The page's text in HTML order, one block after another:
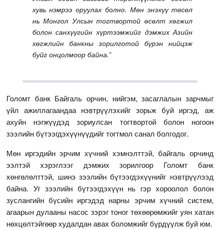
хувь нэмрээ оруулах болно. Мөн энэхүү төсөл
нь Монгол Улсын тогтвортой өсөлт хөгжил
болон санхүүгийн хүртээмжийг дэмжих Азийн
хөгжлийн банкны зорилготой бүрэн нийцэж
буйг онцолмоор байна.”
Голомт банк Байгаль орчин, нийгэм, засаглалын зарчмыг
үйл ажиллагаандаа нэвтрүүлэхийг зорьж буй иргэд, аж
ахуйн нэгжүүдэд зориулсан тогтвортой болон ногоон
зээлийн бүтээгдэхүүнүүдийг тогтмол санал болгодог.
Мөн иргэдийн эрчим хүчний хэмнэлттэй, байгаль орчинд
ээлтэй хэрэглээг дэмжих зорилгоор Голомт банк
хөнгөлөлттэй, шинэ зээлийн бүтээгдэхүүнийг нэвтрүүлээд
байна. Уг зээлийн бүтээгдэхүүн нь гэр хороолол болон
зуслангийн бүсийн иргэдэд нарны эрчим хүчний систем,
агаарын дулааны насос зэрэг тоног төхөөрөмжийг уян хатан
нөхцөлтэйгөөр худалдан авах боломжийг бүрдүүлж буй юм.